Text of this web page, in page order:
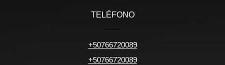
TELÉFONO
+50766720089
+50766720089